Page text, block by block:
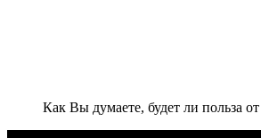
Как Вы думаете, будет ли польза